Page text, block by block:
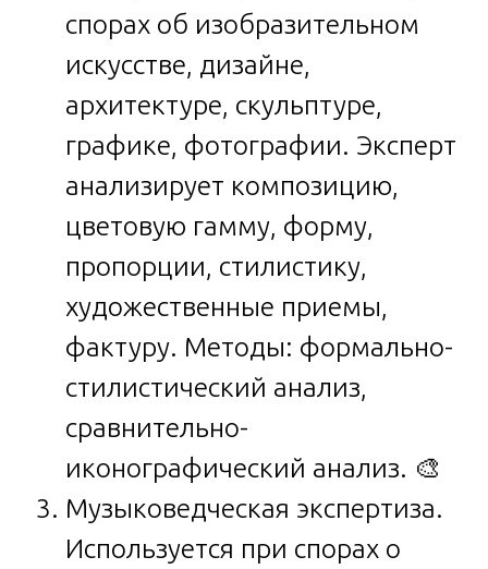
спорах об изобразительном
искусстве, дизайне,
архитектуре, скульптуре,
графике, фотографии. Эксперт
анализирует композицию,
цветовую гамму, форму,
пропорции, стилистику,
художественные приемы,
фактуру. Методы: формально-
стилистический анализ,
сравнительно-
иконографический анализ. 🎨
Музыковедческая экспертиза.
Используется при спорах о